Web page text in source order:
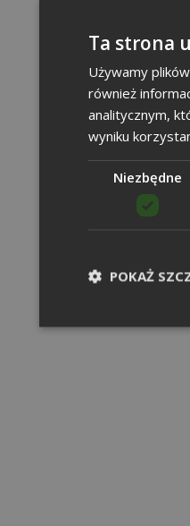
Ta strona
Używamy
również
analitycznym,
wyniku
Niezbędne
POKAŻ